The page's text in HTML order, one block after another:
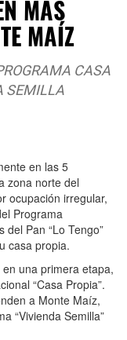
MÁS
MAÍZ
CASA
SEMILLA
en las 5
zona norte del
ocupación irregular,
Programa
del Pan “Lo Tengo”
casa propia.
una primera etapa,
“Casa Propia”.
a Monte Maíz,
“Vivienda Semilla”